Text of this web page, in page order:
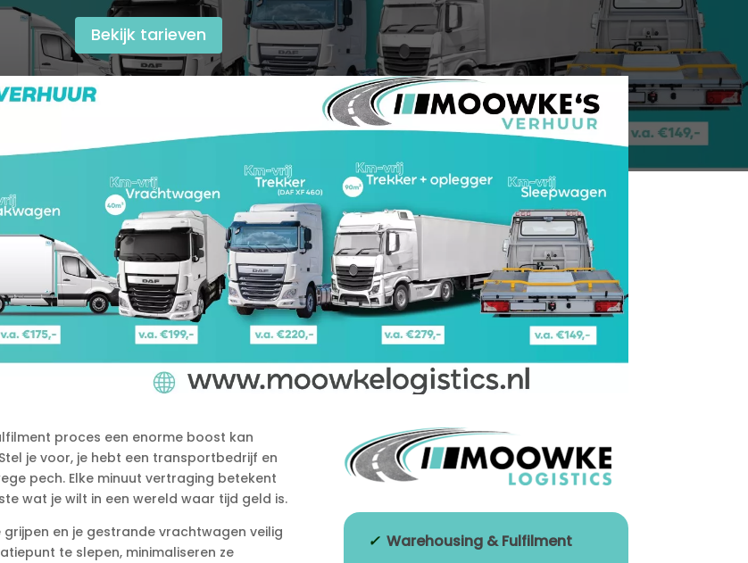
Bekijk tarieven
proces een enorme boost kan
je voor, je hebt een transportbedrijf en
pech.​ Elke minuut vertraging betekent
wat je wilt in een wereld waar tijd geld is.​
en je gestrande vrachtwagen veilig
te slepen, minimaliseren ze
✓ Warehousing & Fulfilment